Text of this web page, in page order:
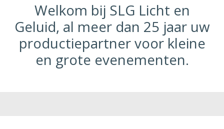
Welkom bij SLG Licht en
Geluid, al meer dan 25 jaar uw
productiepartner voor kleine
en grote evenementen.